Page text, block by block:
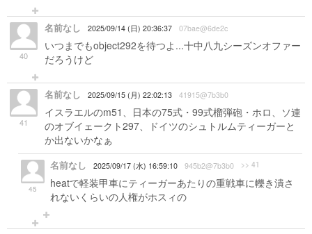
40
名前なし 2025/09/14 (日) 20:36:37 07bae@6de2c
いつまでもobject292を待つよ...十中八九シーズンオファー
だろうけど
41
名前なし 2025/09/15 (月) 22:02:13 41915@7b3b0
イスラエルのm51、日本の75式・99式榴弾砲・ホロ、ソ連
のオブイェークト297、ドイツのシュトルムティーガーと
か出ないかなぁ
45
名前なし 2025/09/17 (水) 16:59:10 945b2@7b3b0 >> 41
heatで軽装甲車にティーガーあたりの重戦車に轢き潰さ
れないくらいの人権がホスィの